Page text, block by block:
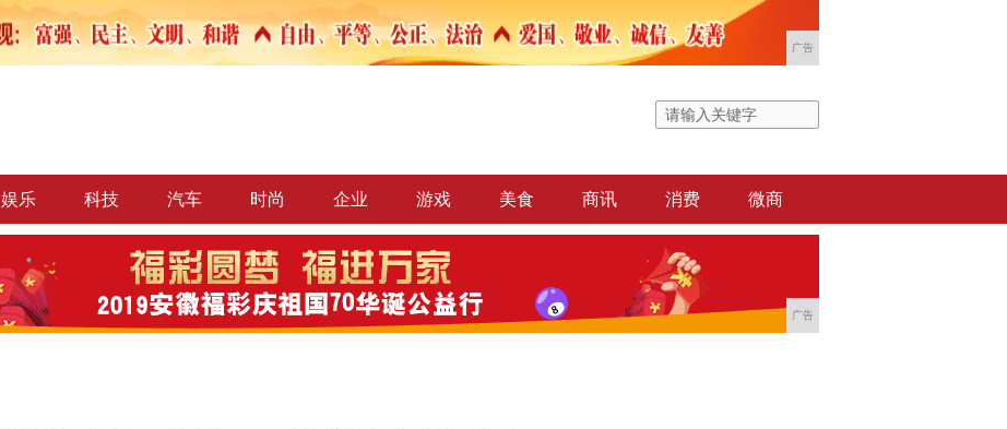
广告
娱乐 科技 汽车 时尚 企业 游戏 美食 商讯 消费 微商
广告